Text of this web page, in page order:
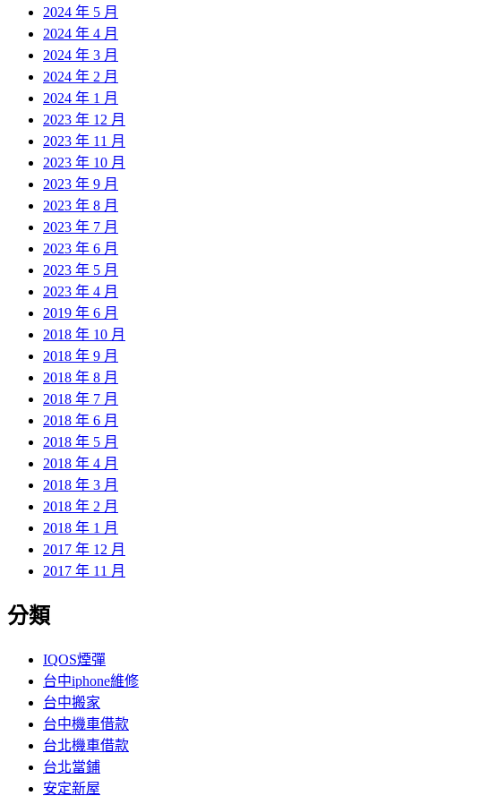
2024 年 5 月
2024 年 4 月
2024 年 3 月
2024 年 2 月
2024 年 1 月
2023 年 12 月
2023 年 11 月
2023 年 10 月
2023 年 9 月
2023 年 8 月
2023 年 7 月
2023 年 6 月
2023 年 5 月
2023 年 4 月
2019 年 6 月
2018 年 10 月
2018 年 9 月
2018 年 8 月
2018 年 7 月
2018 年 6 月
2018 年 5 月
2018 年 4 月
2018 年 3 月
2018 年 2 月
2018 年 1 月
2017 年 12 月
2017 年 11 月
分類
IQOS煙彈
台中iphone維修
台中搬家
台中機車借款
台北機車借款
台北當鋪
安定新屋